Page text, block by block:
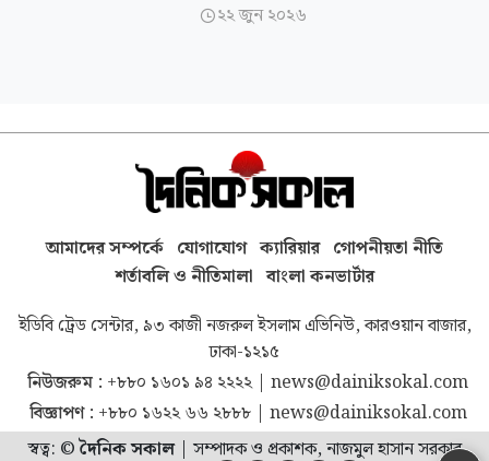
২২ জুন ২০২৬
আমাদের সম্পর্কে যোগাযোগ ক্যারিয়ার গোপনীয়তা নীতি
শর্তাবলি ও নীতিমালা বাংলা কনভার্টার
ইডিবি ট্রেড সেন্টার, ৯৩ কাজী নজরুল ইসলাম এভিনিউ, কারওয়ান বাজার,
ঢাকা-১২১৫
নিউজরুম : +৮৮০ ১৬০১ ৯৪ ২২২২| news@dainiksokal.com
বিজ্ঞাপণ : +৮৮০ ১৬২২ ৬৬ ২৮৮৮| news@dainiksokal.com
স্বত্ব: ©দৈনিক সকাল| সম্পাদক ও প্রকাশক, নাজমুল হাসান সরকার